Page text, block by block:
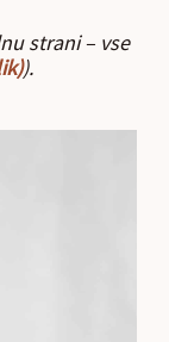
strani – vse
).